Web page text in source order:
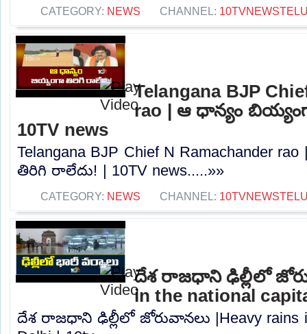
CATEGORY: NEWS CHANNEL:
Telangana BJP
rao | ఆ ధాన్యం
10TV news
Telangana BJP Chief N Ramachander
తిరిగి రాలేదు! | 10TV news.....»»
CATEGORY: NEWS CHANNEL:
దేశ రాజధాని ఢిల్లీలో
in the national
దేశ రాజధాని ఢిల్లీలో జోరువానలు |Heavy rains